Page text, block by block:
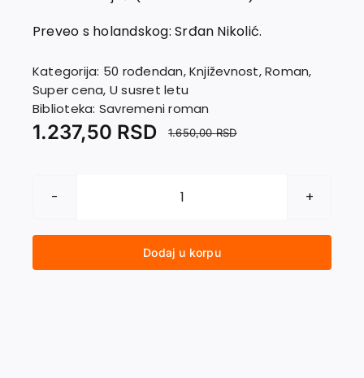
EU PROJEKTI
Kontakt
Preveo s holandskog: Srđan Nikolić.
Kategorija: 50 rođendan,Književnost,Roman,
Super cena, U susret letu
Biblioteka: Savremeni roman
1.650,00RSD
1.237,50 RSD
GLAD
Dodaj u korpu